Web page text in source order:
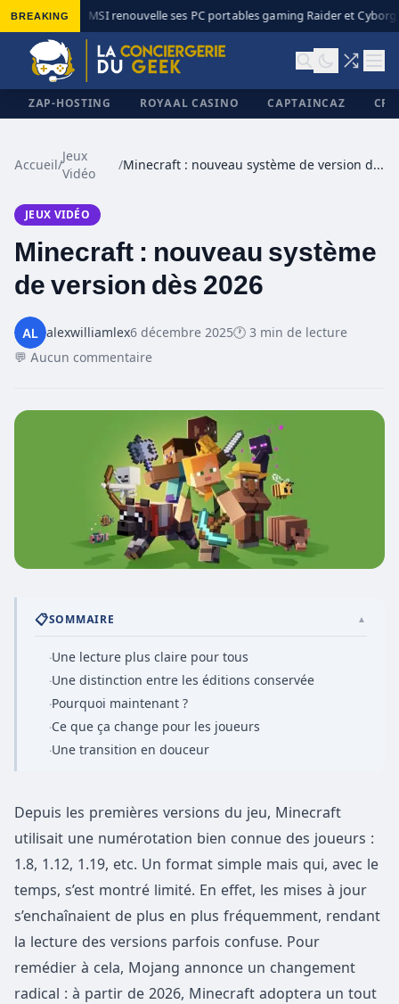
BREAKING MSI renouvelle ses PC portables gaming Raider et Cyborg
ZAP-HOSTING ROYAAL CASINO CAPTAINCAZ
Accueil/
Jeux
Vidéo
/ Minecraft : nouveau système de version dès 2026
JEUX VIDÉO
Minecraft : nouveau système
de version dès 2026
alexwilliamlex6 décembre 2025🕐 3 min de lecture
💬 Aucun commentaire
📋SOMMAIRE ▲
·Une lecture plus claire pour tous
·Une distinction entre les éditions conservée
·Pourquoi maintenant ?
·Ce que ça change pour les joueurs
·Une transition en douceur
Depuis les premières versions du jeu, Minecraft
utilisait une numérotation bien connue des joueurs :
1.8, 1.12, 1.19, etc. Un format simple mais qui, avec le
temps, s’est montré limité. En effet, les mises à jour
s’enchaînaient de plus en plus fréquemment, rendant
la lecture des versions parfois confuse. Pour
remédier à cela, Mojang annonce un changement
radical : à partir de 2026, Minecraft adoptera un tout